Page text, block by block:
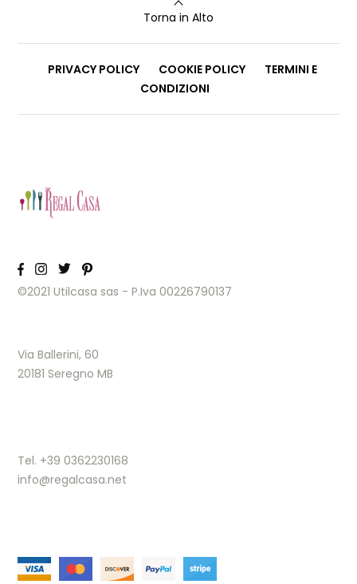
Torna in Alto
PRIVACY POLICY COOKIE POLICY
TERMINI E
CONDIZIONI
©2021 Utilcasa sas - P.Iva 00226790137
Via Ballerini, 60
20181 Seregno MB
Tel. +39 0362230168
info@regalcasa.net